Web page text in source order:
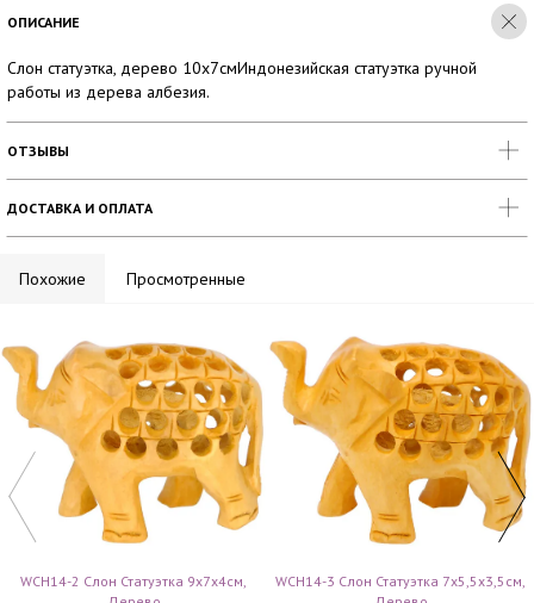
ОПИСАНИЕ
Слон статуэтка, дерево 10х7смИндонезийская статуэтка ручной
работы из дерева албезия.
ОТЗЫВЫ
ДОСТАВКА И ОПЛАТА
Похожие Просмотренные
WCH14-2 Слон Статуэтка 9х7х4см,
WCH14-3 Слон Статуэтка 7х5,5х3,5см,